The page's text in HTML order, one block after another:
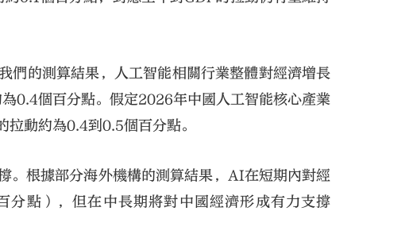
們的測算結果，人工智能相關行業整體對經濟增長
0.4個百分點。假定2026年中國人工智能核心產業
動約為0.4到0.5個百分點。
。根據部分海外機構的測算結果，AI在短期內對經
點），但在中長期將對中國經濟形成有力支撐